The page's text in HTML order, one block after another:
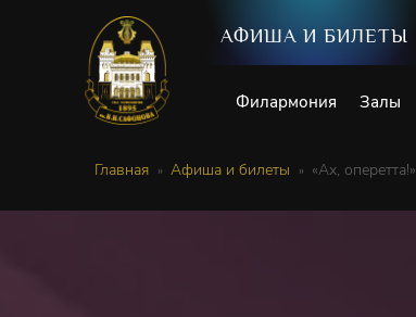
АФИША И БИЛЕТЫ
Филармония Залы
Главная Афиша и билеты «Ах, оперетта!»